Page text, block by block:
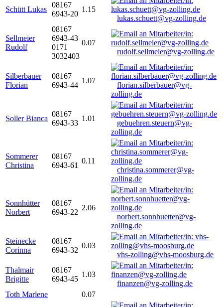
Schütt Lukas
08167
6943-20
1.15
lukas.schuett@vg-zolling.de
Sellmeier
Rudolf
08167
6943-43
0171
3032403
0.07
rudolf.sellmeier@vg-zolling.de
Silberbauer
Florian
08167
6943-44
1.07
florian.silberbauer@vg-
zolling.de
Soller Bianca
08167
6943-33
1.01
gebuehren.steuern@vg-
zolling.de
Sommerer
Christina
08167
6943-61
0.11
christina.sommerer@vg-
zolling.de
Sonnhütter
Norbert
08167
6943-22
2.06
norbert.sonnhuetter@vg-
zolling.de
Steinecke
Corinna
08167
6943-32
0.03
vhs-zolling@vhs-moosburg.de
Thalmair
Brigitte
08167
6943-45
1.03
finanzen@vg-zolling.de
Toth Marlene
0.07